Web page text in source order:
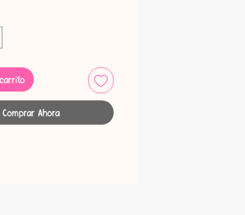
todo lo que necesitas para
en perfecta armonía durante
Cleansing Oil de 30ml
Foam de 20ml
Toner de 30ml
de 30ml
Comprar Ahora